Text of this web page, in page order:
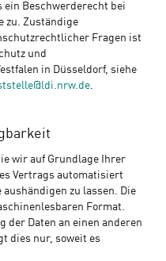
ein Beschwerderecht bei
zu. Zuständige
Fragen ist
und
in Düsseldorf, siehe
.
wir auf Grundlage Ihrer
Vertrags automatisiert
zu lassen. Die
Format.
der Daten an einen anderen
dies nur, soweit es